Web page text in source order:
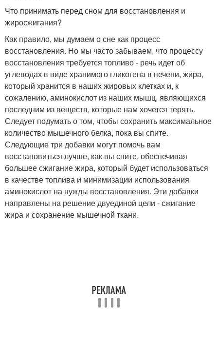
Что принимать перед сном для восстановления и
жиросжигания?
Как правило, мы думаем о сне как процесс
восстановления. Но мы часто забываем, что процессу
восстановления требуется топливо - речь идет об
углеводах в виде хранимого гликогена в печени, жира,
который хранится в наших жировых клетках и, к
сожалению, аминокислот из наших мышц, являющихся
последним из веществ, которые нам хочется терять.
Следует подумать о том, чтобы сохранить максимальное
количество мышечного белка, пока вы спите.
Следующие три добавки могут помочь вам
восстановиться лучше, как вы спите, обеспечивая
большее сжигание жира, который будет использоваться
в качестве топлива и минимизации использования
аминокислот на нужды восстановления. Эти добавки
направлены на решение двуединой цели - сжигание
жира и сохранение мышечной ткани.